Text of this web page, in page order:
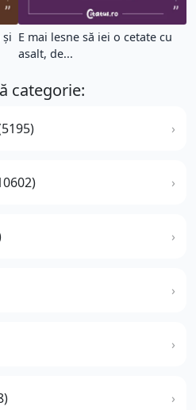
E mai lesne să iei o cetate cu
asalt, de...
categorie: